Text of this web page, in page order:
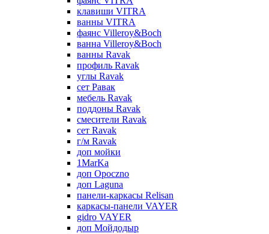
клавиши VITRA
ванны VITRA
фаянс Villeroy&Boch
ванна Villeroy&Boch
ванны Ravak
профиль Ravak
углы Ravak
сет Равак
мебель Ravak
поддоны Ravak
смесители Ravak
сет Ravak
г/м Ravak
доп мойки
1MarKa
доп Opoczno
доп Laguna
панели-каркасы Relisan
каркасы-панели VAYER
gidro VAYER
доп Мойдодыр